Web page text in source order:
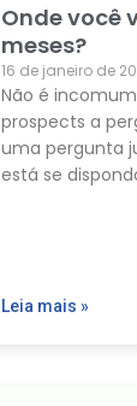
Onde você
meses?
16 de janeiro de
Não é
prospects a
uma pergunta
está se
Leia mais »